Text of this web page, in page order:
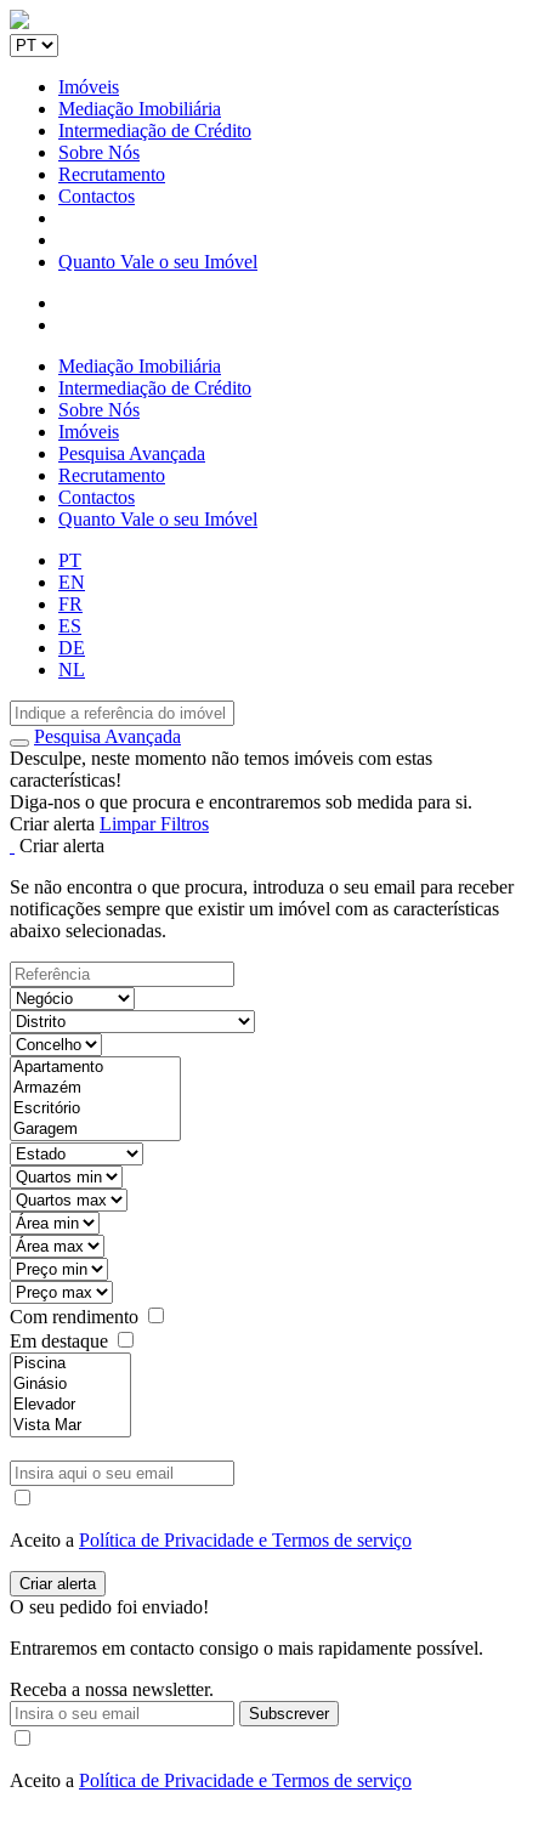
Imóveis
Mediação Imobiliária
Intermediação de Crédito
Sobre Nós
Recrutamento
Contactos
Quanto Vale o seu Imóvel
Mediação Imobiliária
Intermediação de Crédito
Sobre Nós
Imóveis
Pesquisa Avançada
Recrutamento
Contactos
Quanto Vale o seu Imóvel
PT
EN
FR
ES
DE
NL
Pesquisa Avançada
Desculpe, neste momento não temos imóveis com estas
características!
Diga-nos o que procura e encontraremos sob medida para si.
Criar alerta Limpar Filtros
Criar alerta
Se não encontra o que procura, introduza o seu email para receber
notificações sempre que existir um imóvel com as características
abaixo selecionadas.
Com rendimento
Em destaque
Aceito a Política de Privacidade e Termos de serviço
O seu pedido foi enviado!
Entraremos em contacto consigo o mais rapidamente possível.
Receba a nossa newsletter.
Subscrever
Aceito a Política de Privacidade e Termos de serviço